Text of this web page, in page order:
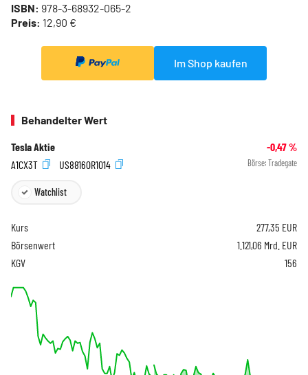
ISBN: 978-3-68932-065-2
Preis: 12,90 €
Im Shop kaufen
Behandelter Wert
Tesla Aktie -0,47%
A1CX3T
US88160R1014 Börse: Tradegate
Watchlist
Kurs 277,35 EUR
Börsenwert
1.121,06 Mrd. EUR
KGV
156